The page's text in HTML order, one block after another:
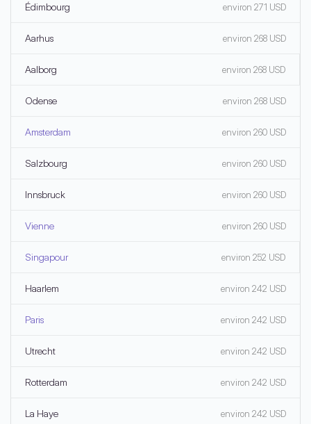
Édimbourg environ 271 USD
Aarhus environ 268 USD
Aalborg environ 268 USD
Odense environ 268 USD
Amsterdam environ 260 USD
Salzbourg environ 260 USD
Innsbruck environ 260 USD
Vienne environ 260 USD
Singapour environ 252 USD
Haarlem environ 242 USD
Paris environ 242 USD
Utrecht environ 242 USD
Rotterdam environ 242 USD
La Haye environ 242 USD